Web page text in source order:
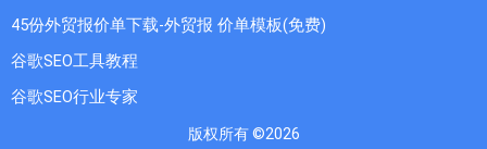
45份外贸报价单下载-外贸报 价单模板(免费)
谷歌SEO工具教程
谷歌SEO行业专家
版权所有 ©2026